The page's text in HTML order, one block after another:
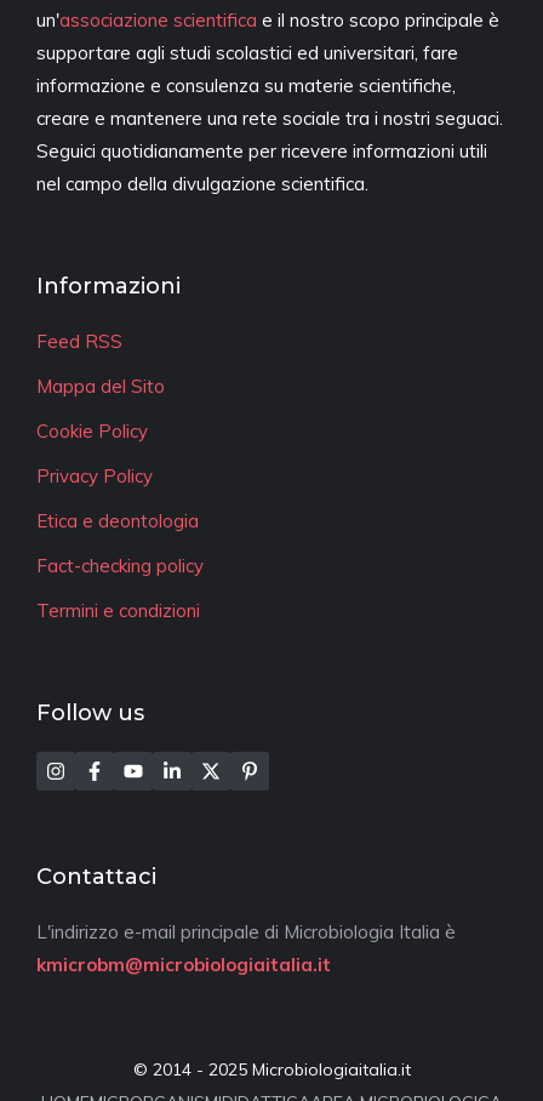
un'associazione scientifica e il nostro scopo principale è
supportare agli studi scolastici ed universitari, fare
informazione e consulenza su materie scientifiche,
creare e mantenere una rete sociale tra i nostri seguaci.
Seguici quotidianamente per ricevere informazioni utili
nel campo della divulgazione scientifica.
Informazioni
Feed RSS
Mappa del Sito
Cookie Policy
Privacy Policy
Etica e deontologia
Fact-checking policy
Termini e condizioni
Follow us
Contattaci
L'indirizzo e-mail principale di Microbiologia Italia è
kmicrobm@microbiologiaitalia.it
© 2014 - 2025 Microbiologiaitalia.it